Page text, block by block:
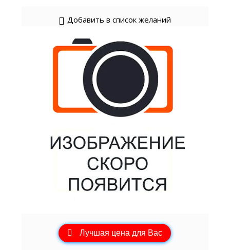
Добавить в список желаний
Лучшая цена для Вас